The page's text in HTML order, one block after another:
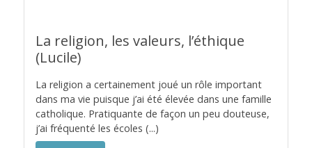
La religion, les valeurs, l’éthique
(Lucile)
La religion a certainement joué un rôle important
dans ma vie puisque j’ai été élevée dans une famille
catholique. Pratiquante de façon un peu douteuse,
j’ai fréquenté les écoles (...)